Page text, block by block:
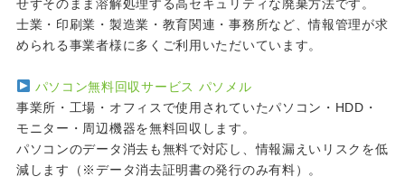
せずそのまま溶解処理する高セキュリティな廃棄方法です。
士業・印刷業・製造業・教育関連・事務所など、情報管理が求
められる事業者様に多くご利用いただいています。
パソコン無料回収サービス パソメル
事業所・工場・オフィスで使用されていたパソコン・HDD・
モニター・周辺機器を無料回収します。
パソコンのデータ消去も無料で対応し、情報漏えいリスクを低
減します（※データ消去証明書の発行のみ有料）。